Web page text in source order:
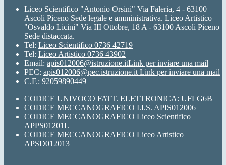
Liceo Scientifico "Antonio Orsini" Via Faleria, 4 - 63100
Ascoli Piceno Sede legale e amministrativa. Liceo Artistico
"Osvaldo Licini" Via III Ottobre, 18 A - 63100 Ascoli Piceno
Sede distaccata.
Tel: Liceo Scientifico 0736 42719
Tel: Liceo Artistico 0736 43902
Email: apis012006@istruzione.itLink per inviare una mail
PEC: apis012006@pec.istruzione.it Link per inviare una mail
C.F.: 92059890449
CODICE UNIVOCO FATT. ELETTRONICA: UFLG6B
CODICE MECCANOGRAFICO I.I.S. APIS012006
CODICE MECCANOGRAFICO Liceo Scientifico
APPS01201L
CODICE MECCANOGRAFICO Liceo Artistico
APSD012013